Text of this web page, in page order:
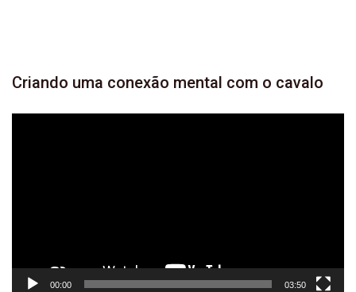
Criando uma conexão mental com o cavalo
00:00 03:50